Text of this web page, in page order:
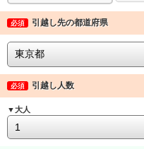
必須 引越し先の都道府県
必須 引越し人数
▼大人